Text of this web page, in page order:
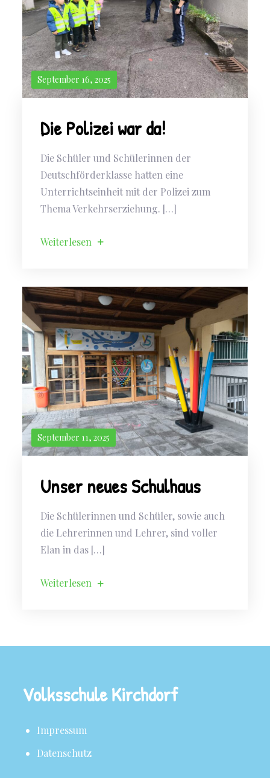
September 16, 2025
Die Polizei war da!
Die Schüler und Schülerinnen der
Deutschförderklasse hatten eine
Unterrichtseinheit mit der Polizei zum
Thema Verkehrserziehung. […]
Weiterlesen
September 11, 2025
Unser neues Schulhaus
Die Schülerinnen und Schüler, sowie auch
die Lehrerinnen und Lehrer, sind voller
Elan in das […]
Weiterlesen
Volksschule Kirchdorf
Impressum
Datenschutz